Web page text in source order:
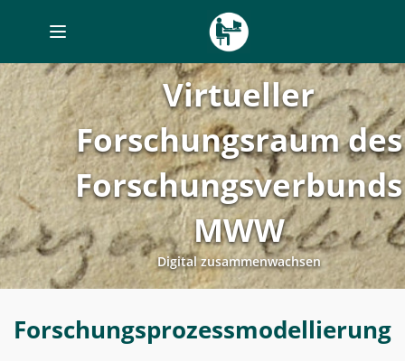
Toggle
navigation
Virtueller
Forschungsraum des
Forschungsverbunds
MWW
Digital zusammenwachsen
-
Forschungsprozessmodellierung